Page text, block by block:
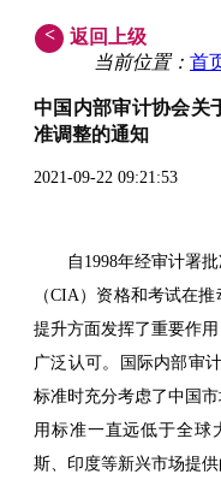
<
返回上级
当前位置： 首
中国内部审计协会关
准调整的通知
2021-09-22 09:21:53
自1998年经审计署
（CIA）资格和考试在
提升方面发挥了重要作
广泛认可。国际内部审
标准时充分考虑了中国
用标准一直远低于全
斯、印度等新兴市场提